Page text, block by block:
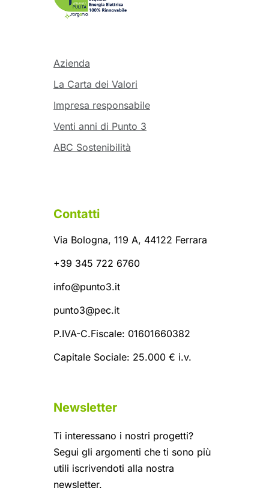
Azienda
La Carta dei Valori
Impresa responsabile
Venti anni di Punto 3
ABC Sostenibilità
Contatti
Via Bologna, 119 A, 44122 Ferrara
+39 345 722 6760
info@punto3.it
punto3@pec.it
P.IVA-C.Fiscale: 01601660382
Capitale Sociale: 25.000 € i.v.
Newsletter
Ti interessano i nostri progetti?
Segui gli argomenti che ti sono più
utili iscrivendoti alla nostra
newsletter.